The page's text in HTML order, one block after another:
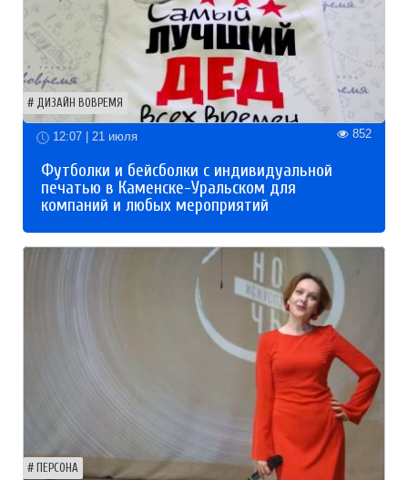
ДИЗАЙН ВОВРЕМЯ
12:07 | 21 июля 852
Футболки и бейсболки с индивидуальной
печатью в Каменске-Уральском для
компаний и любых мероприятий
ПЕРСОНА